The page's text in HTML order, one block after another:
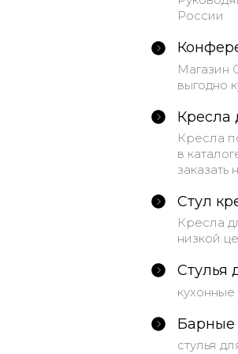
России
Магазин
выгодно
Кресла
Кресла
в
заказать
Стул
Кресла
низкой
Стулья
Барные
стулья